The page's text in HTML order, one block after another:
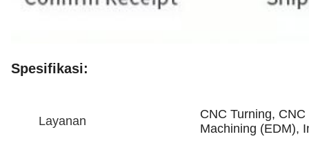
Spesifikasi:
Layanan
CNC Turning,
Machining (EDM),